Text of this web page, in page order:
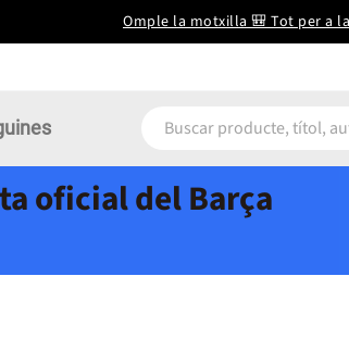
Omple la motxilla 🎒 Tot per a
oficial del Barça